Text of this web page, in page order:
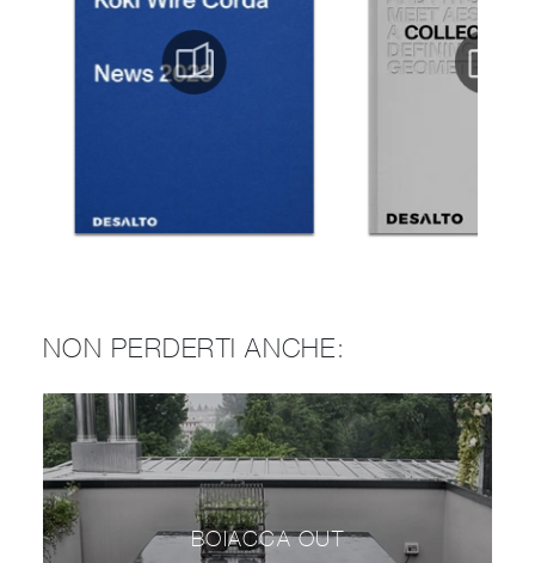
NON PERDERTI ANCHE:
BOIACCA OUT